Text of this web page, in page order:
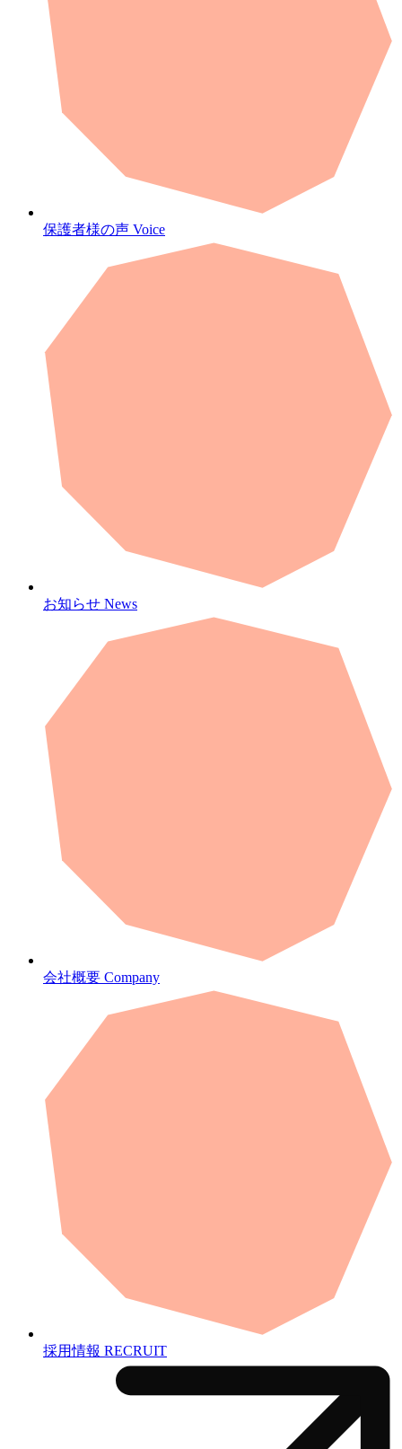
保護者様の声 Voice
お知らせ News
会社概要 Company
採用情報 RECRUIT